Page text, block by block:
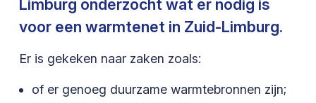
Limburg onderzocht wat er nodig is
voor een warmtenet in Zuid-Limburg.
Er is gekeken naar zaken zoals:
of er genoeg duurzame warmtebronnen zijn;